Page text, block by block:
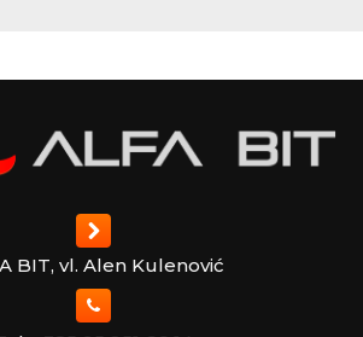
BIT, vl. Alen Kulenović